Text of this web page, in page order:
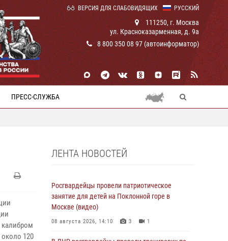
РУССКИЙ
ВЕРСИЯ ДЛЯ СЛАБОВИДЯЩИХ
111250, г. Москва
ул. Красноказарменная, д. 9а
8 800 350 08 97 (автоинформатор)
ПРЕСС-СЛУЖБА
120
ЛЕНТА НОВОСТЕЙ
Росгвардейцы провели патриотическое
занятие для детей на Поклонной горе в
Москве (видео)
08 августа 2026, 14:10 3 1